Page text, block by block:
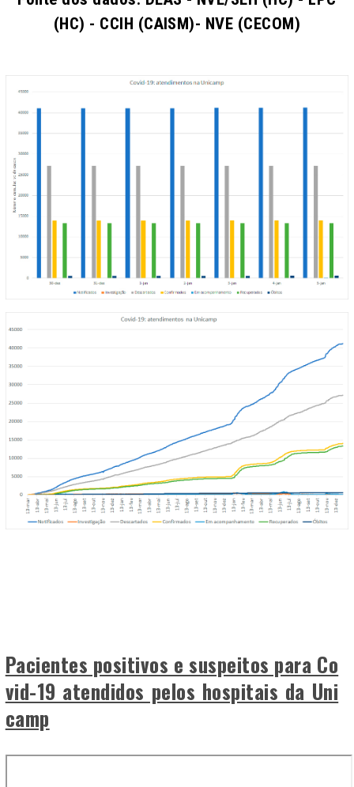
(HC) - CCIH (CAISM)- NVE (CECOM)
Pacientes positivos e suspeitos para Co
vid-19 atendidos pelos hospitais da Uni
camp